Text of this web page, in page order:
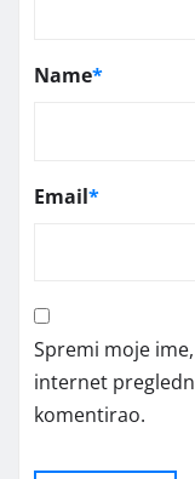
Name*
Email*
Spremi moje
internet
komentirao.